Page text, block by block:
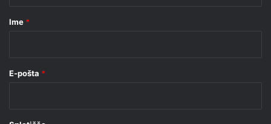
r
Ime *
E-pošta *